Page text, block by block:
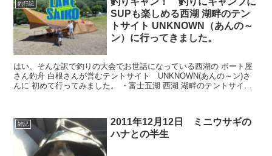
釣行記
SUPも楽しめる西湖 湖畔のテン
トサイト UNKNOWN（あんの～
ン）に行ってきました。
はい、そんな訳で釣りの大会でお世話になっている西湖の ボート屋
さん釣舟 白根さんが営むテントサイト UNKNOWN(あんの～ン)さ
んに 初めて行ってみました。 ・富士五湖 西湖 湖畔のテントサイト
雑記
2011年12月12日 ミニウサギの
ハナとの半生